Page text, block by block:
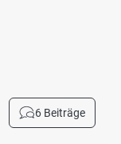
6 Beiträge